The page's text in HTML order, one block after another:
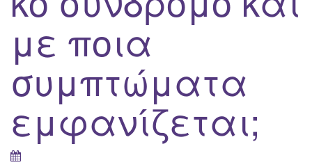
με ποια
συμπτώματα
εμφανίζεται;